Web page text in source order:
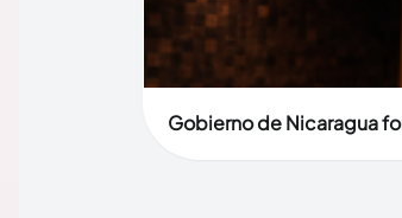
Gobierno de Nicaragua